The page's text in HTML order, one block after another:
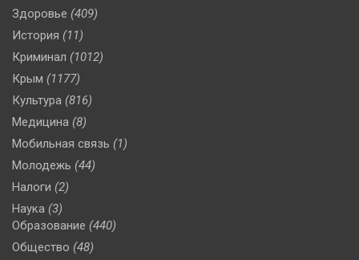
Здоровье (409)
История (11)
Криминал (1012)
Крым (1177)
Культура (816)
Медицина (8)
Мобильная связь (1)
Молодежь (44)
Налоги (2)
Наука (3)
Образование (440)
Общество (48)